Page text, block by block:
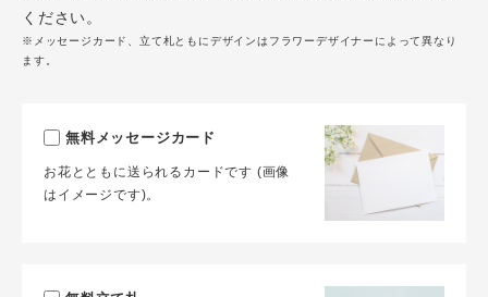
ください。
※メッセージカード、立て札ともにデザインはフラワーデザイナーによって異なり
ます。
無料メッセージカード
お花とともに送られるカードです (画像
はイメージです)。